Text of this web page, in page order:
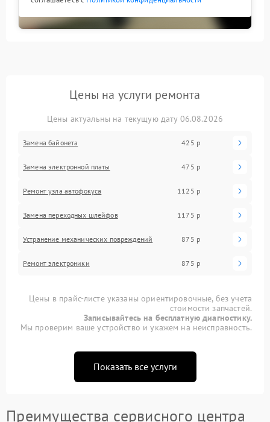
Цены на услуги ремонта
Цены актуальны на текущую дату 06.08.2026
Замена байонета 425 р
Замена электронной платы 475 р
Ремонт узла автофокуса 1125 р
Замена переходных шлейфов 1175 р
Устранение механических повреждений 875 р
Ремонт электроники 875 р
Цены в прайс-листе указаны ориентировочные, без учета
стоимости запчастей.
Записывайтесь на бесплатную диагностику.
Мы проверим ваше устройство и укажем на неисправность.
Показать все услуги
Преимущества сервисного центра